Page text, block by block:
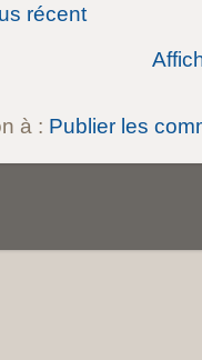
récent
à : Publier les